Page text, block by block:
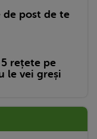
post de te
rețete pe
le vei greși